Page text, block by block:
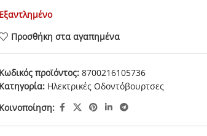
Εξαντλημένο
Προσθήκη στα αγαπημένα
Κωδικός προϊόντος: 8700216105736
Κατηγορία: Ηλεκτρικές Οδοντόβουρτσες
Κοινοποίηση: